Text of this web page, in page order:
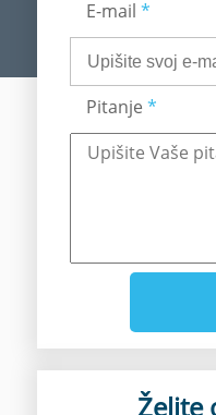
E-mail *
Pitanje *
Želite